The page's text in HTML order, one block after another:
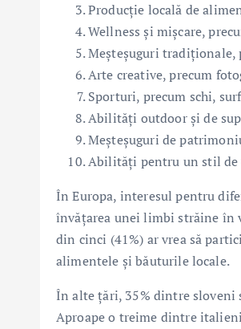
Producție locală de
Wellness și mișcare,
Meșteșuguri tradiționale,
Arte creative, precum
Sporturi, precum schi,
Abilități outdoor și de
Meșteșuguri de
Abilități pentru un stil de
În Europa, interesul pentru
învățarea unei limbi străine în
din cinci (41%) ar vrea să
alimentele și băuturile locale.
În alte țări, 35% dintre sloveni
Aproape o treime dintre